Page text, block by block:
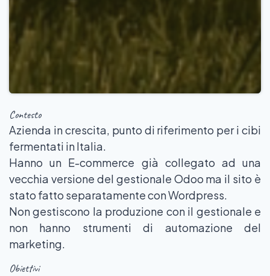
Contesto
Azienda in crescita, punto di riferimento per i cibi
fermentati in Italia.
Hanno un E-commerce già collegato ad una
vecchia versione del gestionale Odoo ma il sito è
stato fatto separatamente con Wordpress.
Non gestiscono la produzione con il gestionale e
non hanno strumenti di automazione del
marketing.
Obiettivi